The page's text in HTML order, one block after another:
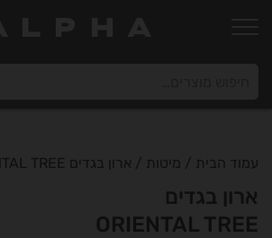
עמוד הבית / מיטות / ארון בגדים ORIENTAL TREE
ארון בגדים
ORIENTAL TREE